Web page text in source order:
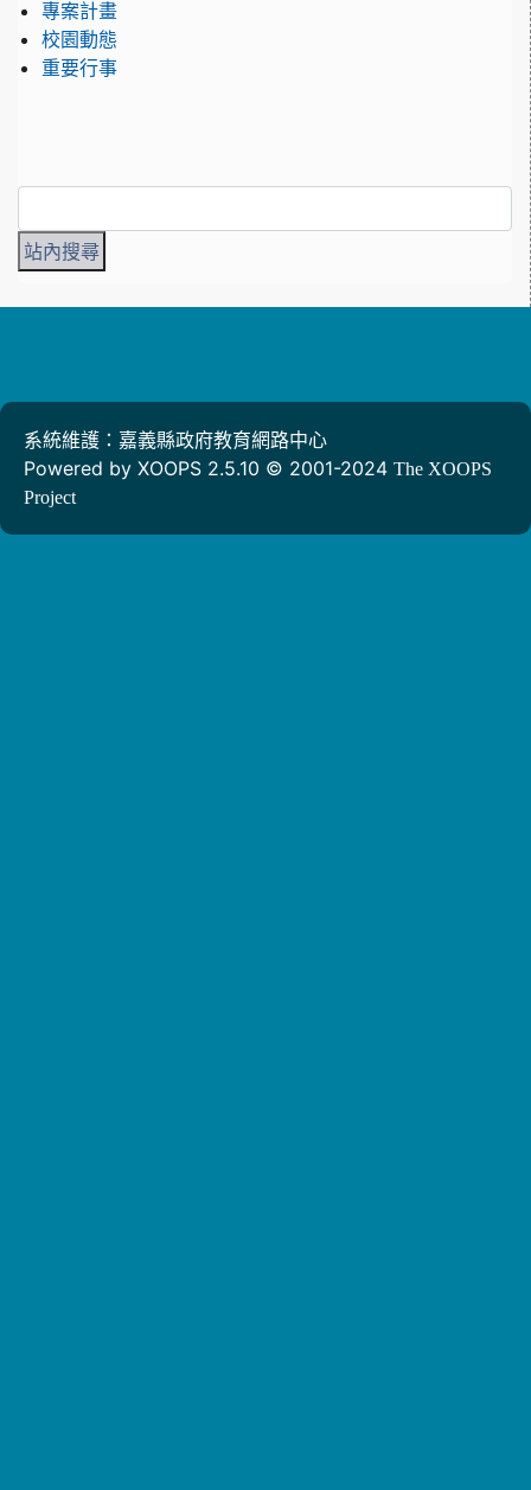
專案計畫
校園動態
重要行事
系統維護：嘉義縣政府教育網路中心
Powered by XOOPS 2.5.10 © 2001-2024 The XOOPS
Project